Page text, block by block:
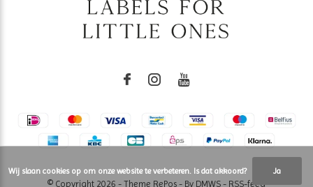
© Copyright 2026 - Theme RePos - By DMWS - RSS-feed
Wij slaan cookies op om onze website te verbeteren. Is dat akkoord? Ja